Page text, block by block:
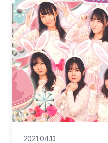
2021.04.13